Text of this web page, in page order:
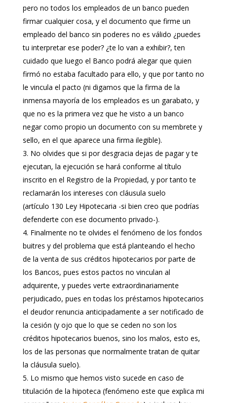
pero no todos los empleados de un banco pueden
firmar cualquier cosa, y el documento que firme un
empleado del banco sin poderes no es válido ¿puedes
tu interpretar ese poder? ¿te lo van a exhibir?, ten
cuidado que luego el Banco podrá alegar que quien
firmó no estaba facultado para ello, y que por tanto no
le vincula el pacto (ni digamos que la firma de la
inmensa mayoría de los empleados es un garabato, y
que no es la primera vez que he visto a un banco
negar como propio un documento con su membrete y
sello, en el que aparece una firma ilegible).
No olvides que si por desgracia dejas de pagar y te
ejecutan, la ejecución se hará conforme al título
inscrito en el Registro de la Propiedad, y por tanto te
reclamarán los intereses con cláusula suelo
(artículo 130 Ley Hipotecaria -si bien creo que podrías
defenderte con ese documento privado-).
Finalmente no te olvides el fenómeno de los fondos
buitres y del problema que está planteando el hecho
de la venta de sus créditos hipotecarios por parte de
los Bancos, pues estos pactos no vinculan al
adquirente, y puedes verte extraordinariamente
perjudicado, pues en todas los préstamos hipotecarios
el deudor renuncia anticipadamente a ser notificado de
la cesión (y ojo que lo que se ceden no son los
créditos hipotecarios buenos, sino los malos, esto es,
los de las personas que normalmente tratan de quitar
la cláusula suelo).
Lo mismo que hemos visto sucede en caso de
titulación de la hipoteca (fenómeno este que explica mi